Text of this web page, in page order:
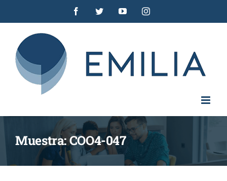
FacebookTwitterYouTubeInstagram
Muestra: COO4-047